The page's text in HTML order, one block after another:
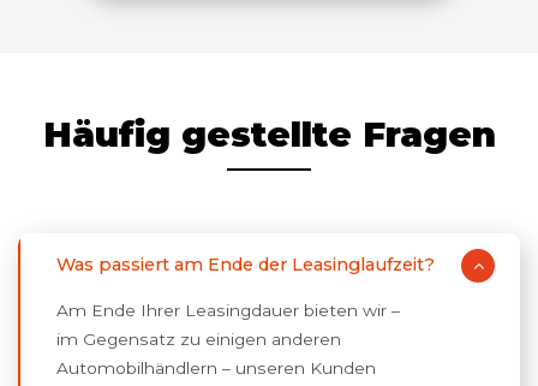
Häufig gestellte Fragen
Was passiert am Ende der Leasinglaufzeit?
Am Ende Ihrer Leasingdauer bieten wir –
im Gegensatz zu einigen anderen
Automobilhändlern – unseren Kunden